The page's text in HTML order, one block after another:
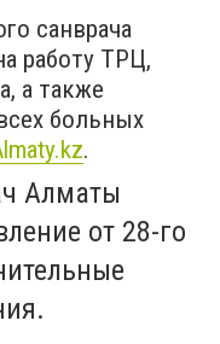
санврача
работу ТРЦ,
а также
больных
.
Алматы
от 28-го